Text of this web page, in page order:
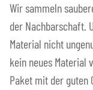
Wir sammeln
der Nachbarschaft.
Material nicht
kein neues Material
Paket mit der guten